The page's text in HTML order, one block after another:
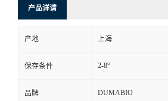
在
线
产品详请
产地 上海
保存条件 2-8°
品牌 DUMABIO